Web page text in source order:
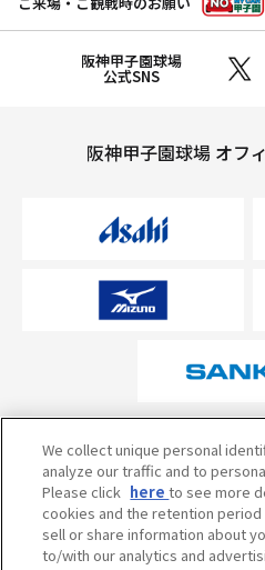
阪神甲子園球場
公式SNS
阪神甲子園球場 オフ
オフィシャルスポ
試合の予定・状況・
阪神甲子園球場
We collect unique personal
analyze our traffic and to
Please click hereto see more
cookies and the retention period
sell or share information about
to/with our analytics and